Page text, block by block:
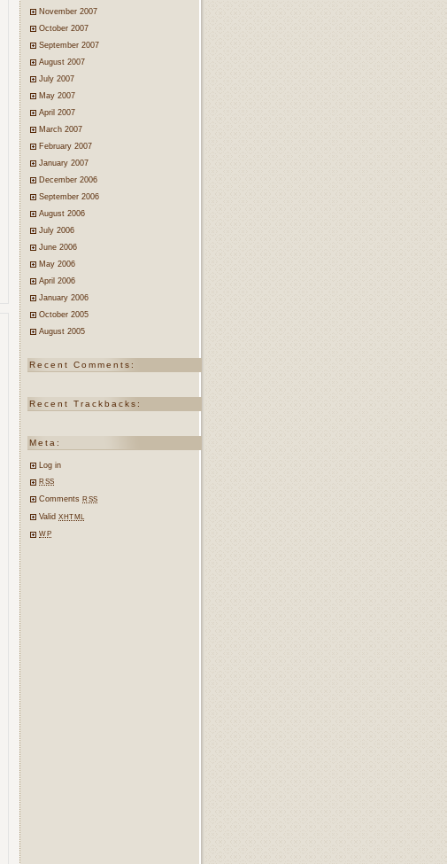
November 2007
October 2007
September 2007
August 2007
July 2007
May 2007
April 2007
March 2007
February 2007
January 2007
December 2006
September 2006
August 2006
July 2006
June 2006
May 2006
April 2006
January 2006
October 2005
August 2005
Recent Comments:
Recent Trackbacks:
Meta:
Log in
RSS
Comments RSS
Valid XHTML
WP